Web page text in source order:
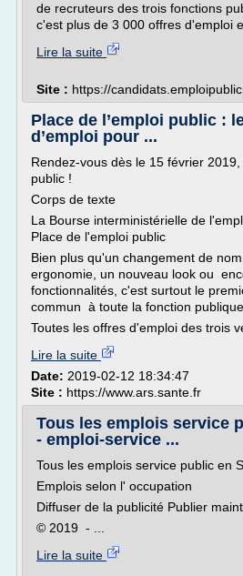
de recruteurs des trois fonctions
c'est plus de 3 000 offres d'emploi
Lire la suite
Site : https://
Place de l’emploi public :
d’emploi pour ...
Rendez-vous dès le 15 février
public !
Corps de texte
La Bourse interministérielle de
Place de l'emploi public
Bien plus qu'un changement de
ergonomie, un nouveau look ou
fonctionnalités, c'est surtout le
commun à toute la fonction publique.
Toutes les offres d'emploi des trois
Lire la suite
Date: 2019-02-12 18:34:47
Site : https://www.ars.sante.fr
Tous les emplois service
- emploi-service ...
Tous les emplois service public en
Emplois selon l' occupation
Diffuser de la publicité Publier
© 2019 - ...
Lire la suite